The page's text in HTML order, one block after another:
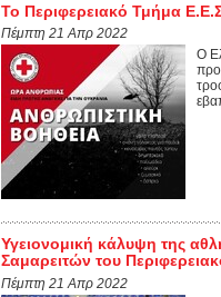
Το Περιφερειακό Τμήμα
Πέμπτη 21 Απρ 2022
Ο
Υγειονομική κάλυψη της
Σαμαρειτών του
Πέμπτη 21 Απρ 2022